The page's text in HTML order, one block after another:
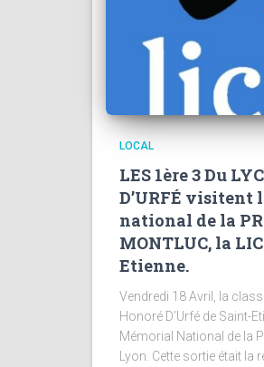
LOCAL
LES 1ère 3 Du
D’URFÉ visitent
national de la
MONTLUC, la
Etienne.
Vendredi 18 Avril, la
Honoré D’Urfé de Saint-
Mémorial National de la
Lyon. Cette sortie était